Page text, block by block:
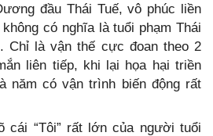
đầu Thái Tuế, vô phúc liền
có nghĩa là tuổi phạm Thái
Chỉ là vận thế cực đoan theo 2
liên tiếp, khi lại họa hại triền
năm có vận trình biến động rất
cái “Tôi” rất lớn của người tuổi